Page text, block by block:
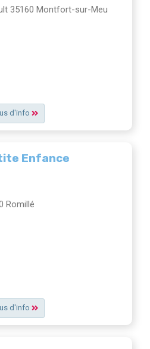
d'info
35160 Montfort-sur-Meu
Enfance
d'info
Romillé